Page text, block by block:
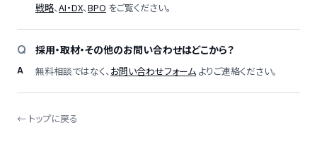
戦略、AI・DX、BPO をご覧ください。
採用・取材・その他のお問い合わせはどこから？
無料相談ではなく、 お問い合わせフォーム よりご連絡ください。
← トップに戻る